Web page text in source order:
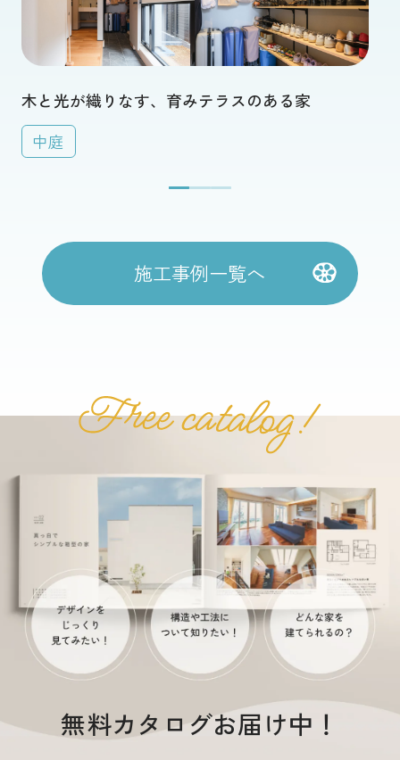
木と光が織りなす、育みテラスのある家
中庭
施工事例一覧へ
無料カタログお届け中！